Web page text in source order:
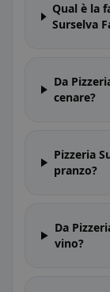
Qual è la
Surselva
Da
cenare?
Pizzeria
pranzo?
Da
vino?